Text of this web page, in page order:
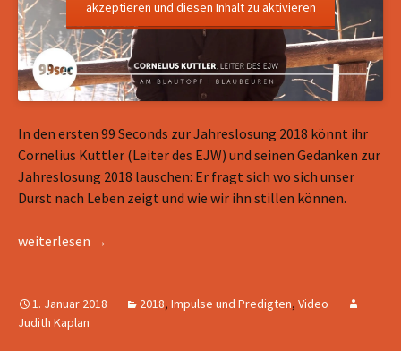
akzeptieren und diesen Inhalt zu aktivieren
In den ersten 99 Seconds zur Jahreslosung 2018 könnt ihr
Cornelius Kuttler (Leiter des EJW) und seinen Gedanken zur
Jahreslosung 2018 lauschen: Er fragt sich wo sich unser
Durst nach Leben zeigt und wie wir ihn stillen können.
99seconds – zur Jahreslosung 2018
weiterlesen →
1. Januar 2018 2018, Impulse und Predigten, Video
Judith Kaplan